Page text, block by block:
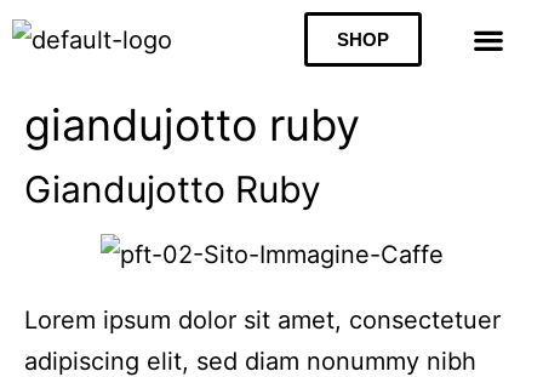
SHOP
giandujotto ruby
Giandujotto Ruby
Lorem ipsum dolor sit amet, consectetuer
adipiscing elit, sed diam nonummy nibh